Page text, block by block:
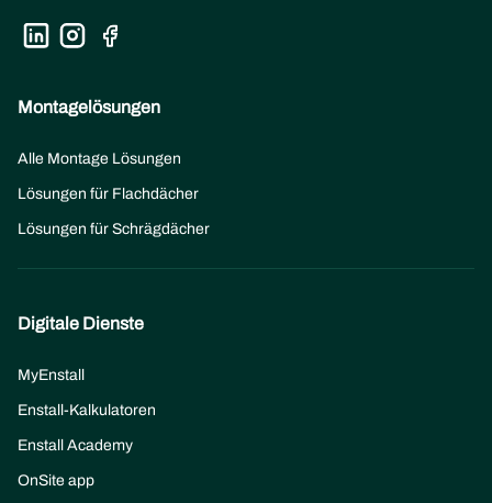
Montagelösungen
Alle Montage Lösungen
Lösungen für Flachdächer
Lösungen für Schrägdächer
Digitale Dienste
MyEnstall
Enstall-Kalkulatoren
Enstall Academy
OnSite app